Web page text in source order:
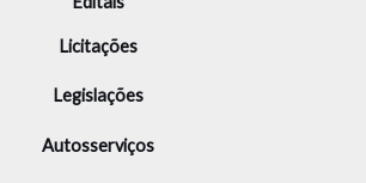
Licitações
Legislações
Autosserviços